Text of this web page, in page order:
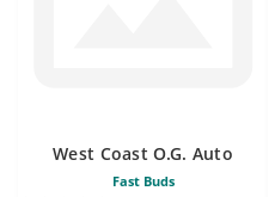
West Coast O.G. Auto
Fast Buds